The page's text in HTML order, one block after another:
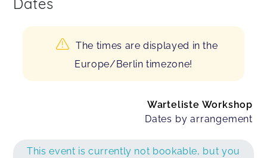
Dates
The times are displayed in the
Europe/Berlin timezone!
Warteliste Workshop
Dates by arrangement
This event is currently not bookable, but you